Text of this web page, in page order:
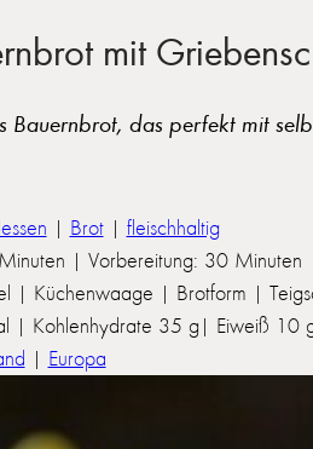
mit
Bauernbrot, das perfekt mit
| Brot| fleischhaltig
| Vorbereitung: 30
| Küchenwaage | Brotform |
| Kohlenhydrate 35 g| Eiweiß 10
| Europa